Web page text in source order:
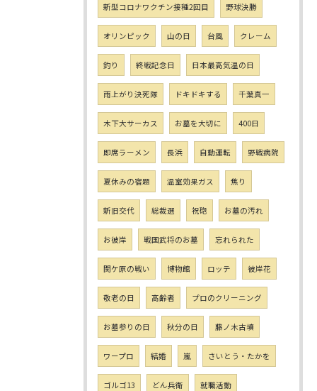
新型コロナワクチン接種2回目 野球決勝
オリンピック 山の日 台風 クレーム
釣り 終戦記念日 日本最高気温の日
雨上がり決死隊 ドキドキする 千葉真一
木下大サーカス お墓を大切に 400日
即席ラーメン 長浜 自動運転 野戦病院
夏休みの宿題 温室効果ガス 焦り
新旧交代 総裁選 祝砲 お墓の汚れ
お彼岸 戦国武将のお墓 忘れられた
関ケ原の戦い 博物館 ロッテ 彼岸花
敬老の日 高齢者 プロのクリーニング
お墓参りの日 秋分の日 藤ノ木古墳
ワープロ 結婚 嵐 さいとう・たかを
ゴルゴ13 どん兵衛 就職活動